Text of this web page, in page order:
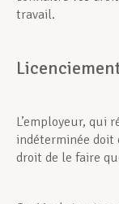
travail.
L’employeur, qui
indéterminée doit
droit de le faire